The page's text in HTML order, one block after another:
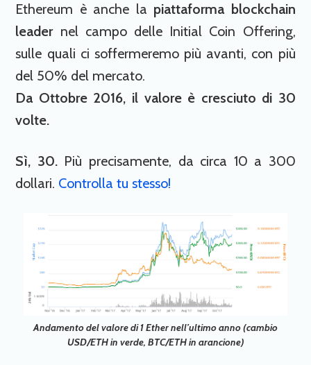
Ethereum è anche la piattaforma blockchain
leader nel campo delle Initial Coin Offering,
sulle quali ci soffermeremo più avanti, con più
del 50% del mercato.
Da Ottobre 2016, il valore è cresciuto di 30
volte.
Sì, 30. Più precisamente, da circa 10 a 300
dollari. Controlla tu stesso!
Andamento del valore di 1 Ether nell’ultimo anno (cambio
USD/ETH in verde, BTC/ETH in arancione)